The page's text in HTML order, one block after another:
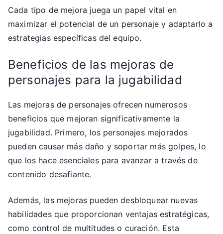
Cada tipo de mejora juega un papel vital en
maximizar el potencial de un personaje y adaptarlo a
estrategias específicas del equipo.
Beneficios de las mejoras de
personajes para la jugabilidad
Las mejoras de personajes ofrecen numerosos
beneficios que mejoran significativamente la
jugabilidad. Primero, los personajes mejorados
pueden causar más daño y soportar más golpes, lo
que los hace esenciales para avanzar a través de
contenido desafiante.
Además, las mejoras pueden desbloquear nuevas
habilidades que proporcionan ventajas estratégicas,
como control de multitudes o curación. Esta